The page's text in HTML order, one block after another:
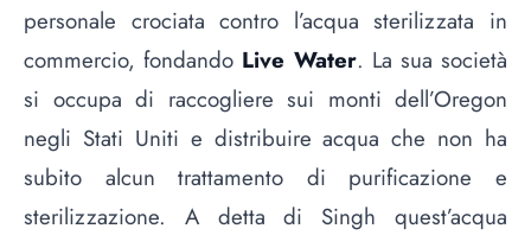
personale crociata contro l’acqua sterilizzata in
commercio, fondando Live Water. La sua società
si occupa di raccogliere sui monti dell’Oregon
negli Stati Uniti e distribuire acqua che non ha
subito alcun trattamento di purificazione e
sterilizzazione. A detta di Singh quest’acqua